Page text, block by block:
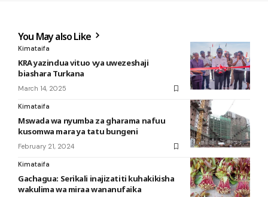
You May also Like
Kimataifa
KRA yazindua vituo vya uwezeshaji
biashara Turkana
March 14, 2025
Kimataifa
Mswada wa nyumba za gharama nafuu
kusomwa mara ya tatu bungeni
February 21, 2024
Kimataifa
Gachagua: Serikali inajizatiti kuhakikisha
wakulima wa miraa wananufaika